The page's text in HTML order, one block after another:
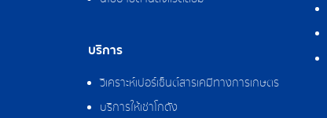
บริการ
วิเคราะห์เปอร์เซ็นต์สารเคมีทางการเกษตร
บริการให้เช่าโกดัง